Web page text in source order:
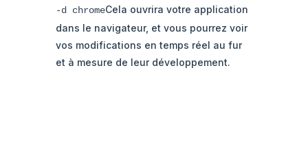
-d chromeCela ouvrira votre application
dans le navigateur, et vous pourrez voir
vos modifications en temps réel au fur
et à mesure de leur développement.